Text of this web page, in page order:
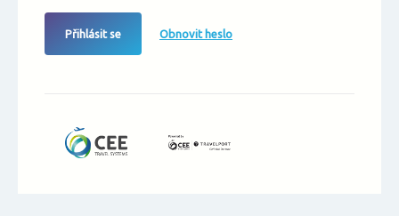
Přihlásit se Obnovit heslo